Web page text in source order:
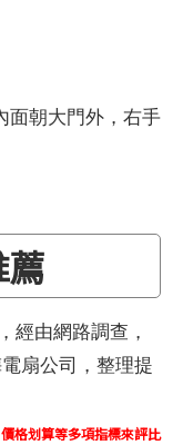
面朝大門外，右手
經由網路調查，
扇公司，整理提
格划算等多項指標來評比